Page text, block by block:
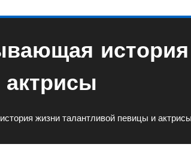
жизни талантливой певицы и актрисы